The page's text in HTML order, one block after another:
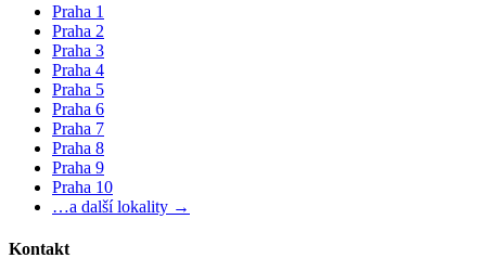
Praha 1
Praha 2
Praha 3
Praha 4
Praha 5
Praha 6
Praha 7
Praha 8
Praha 9
Praha 10
…a další lokality →
Kontakt